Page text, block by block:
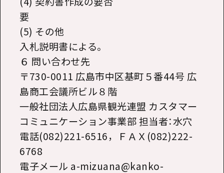
要
(5) その他
入札説明書による。
６ 問い合わせ先
〒730-0011 広島市中区基町５番44号 広
島商工会議所ビル８階
一般社団法人広島県観光連盟 カスタマー
コミュニケーション事業部 担当者：水穴
電話(082)221-6516，ＦＡＸ(082)222-
6768
電子メール a-mizuana@kanko-